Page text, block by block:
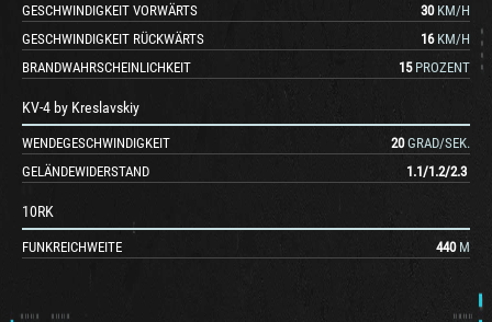
GESCHWINDIGKEIT VORWÄRTS
30 KM/H
GESCHWINDIGKEIT RÜCKWÄRTS
16 KM/H
BRANDWAHRSCHEINLICHKEIT
15 PROZENT
KV-4 by Kreslavskiy
WENDEGESCHWINDIGKEIT 20 GRAD/SEK.
GELÄNDEWIDERSTAND
1.1/1.2/2.3
10RK
FUNKREICHWEITE 440 M